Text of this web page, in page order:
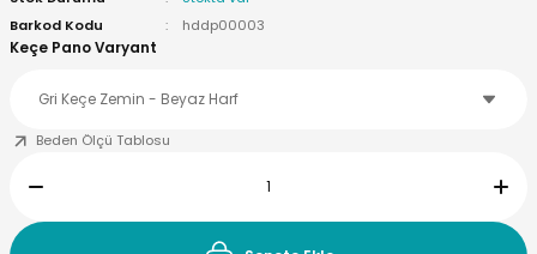
Barkod Kodu
hddp00003
Keçe Pano Varyant
Beden Ölçü Tablosu